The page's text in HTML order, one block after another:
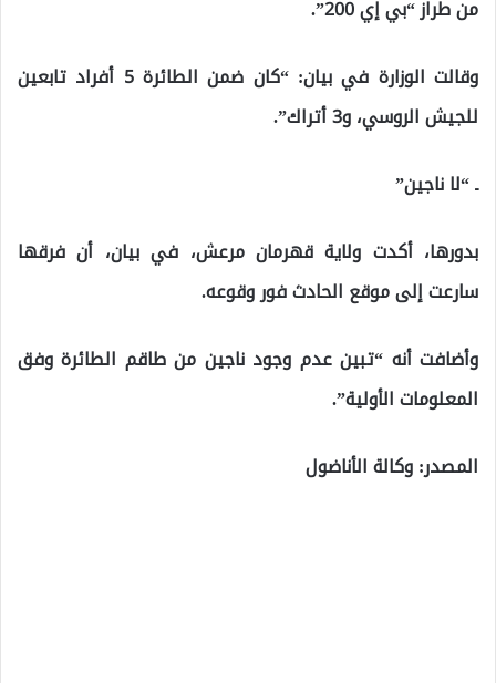
من طراز “بي إي 200”.
وقالت الوزارة في بيان: “كان ضمن الطائرة 5 أفراد تابعين
للجيش الروسي، و3 أتراك”.
ـ “لا ناجين”
بدورها، أكدت ولاية قهرمان مرعش، في بيان، أن فرقها
سارعت إلى موقع الحادث فور وقوعه.
وأضافت أنه “تبين عدم وجود ناجين من طاقم الطائرة وفق
المعلومات الأولية”.
المصدر: وكالة الأناضول